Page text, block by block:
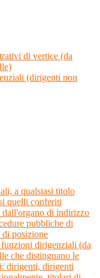
di vertice (da
(dirigenti non
a qualsiasi titolo
quelli conferiti
dall'organo di indirizzo
pubbliche di
di posizione
dirigenziali (da
che distinguano le
dirigenti, dirigenti